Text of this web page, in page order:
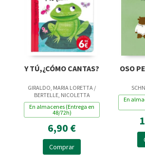
Y TÚ,¿CÓMO CANTAS?
GIRALDO, MARIA LORETTA /
BERTELLE, NICOLETTA
En almacenes (Entrega en
48/72h)
6,90 €
Comprar
OSO
En